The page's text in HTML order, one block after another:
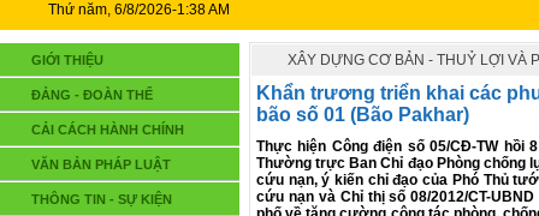
Thứ năm, 6/8/2026-1:38 AM
GIỚI THIỆU
ĐẢNG - ĐOÀN THỂ
CẢI CÁCH HÀNH CHÍNH
VĂN BẢN PHÁP LUẬT
THÔNG TIN - SỰ KIỆN
XÂY DỰNG CƠ BẢN - THUỶ LỢI VÀ
Khẩn trương triển khai các
bão số 01 (Bão Pakhar)
Thực hiện Công điện số 05/CĐ-TW hồi
Thường trực Ban Chỉ đạo Phòng chống
cứu nạn, ý kiến chỉ đạo của Phó Thủ
cứu nạn và Chỉ thị số 08/2012/CT-